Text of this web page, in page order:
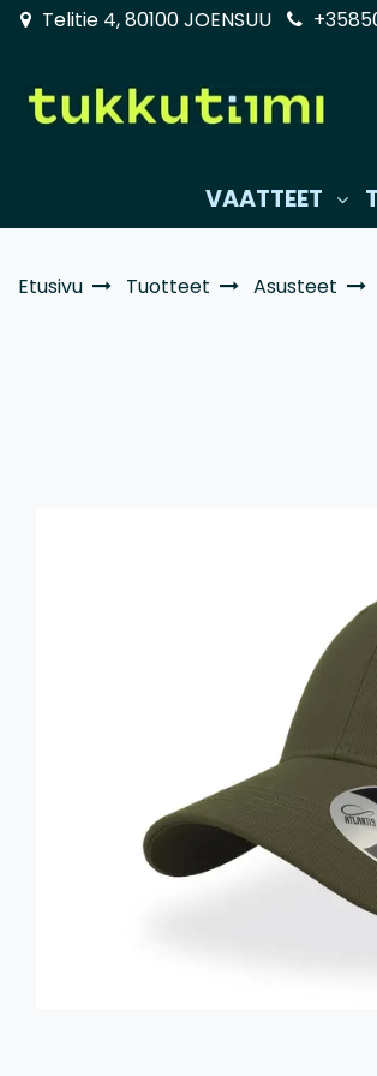
Siirry pääsisältöön
Telitie 4, 80100 JOENSUU
VAATTEET
Etusivu Tuotteet Asusteet